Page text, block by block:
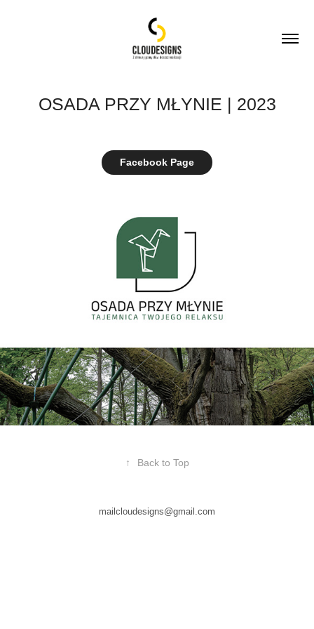
OSADA PRZY MŁYNIE | 2023
Facebook Page
↑ Back to Top
mailcloudesigns@gmail.com